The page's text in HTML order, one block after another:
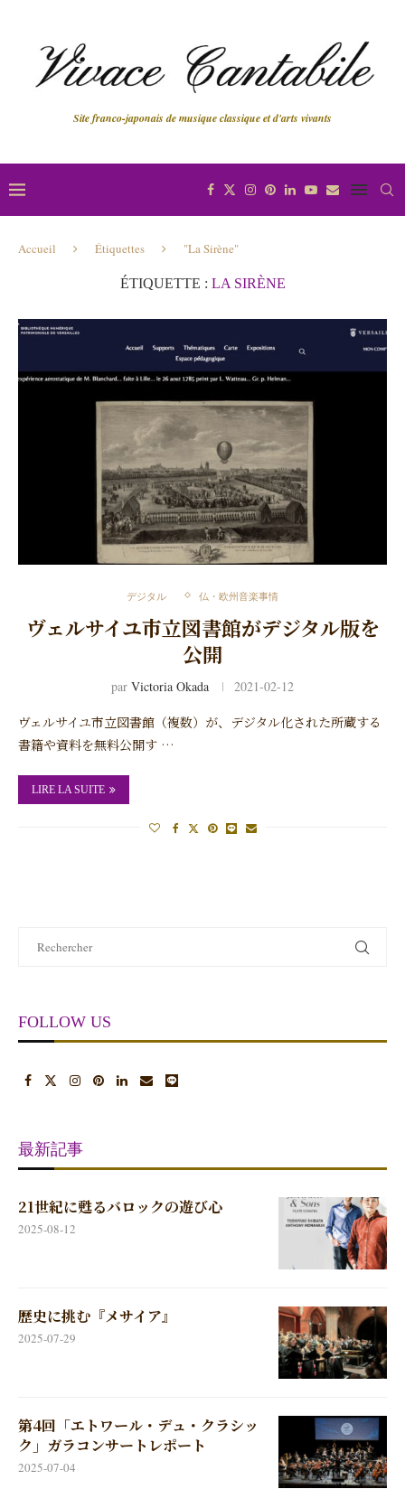
Site franco-japonais de musique classique et d'arts vivants
Accueil Étiquettes "La Sirène"
ÉTIQUETTE : LA SIRÈNE
デジタル 仏・欧州音楽事情
ヴェルサイユ市立図書館がデジタル版を
公開
par Victoria Okada 2021-02-12
ヴェルサイユ市立図書館（複数）が、デジタル化された所蔵する
書籍や資料を無料公開す …
LIRE LA SUITE
FOLLOW US
最新記事
21世紀に甦るバロックの遊び心
2025-08-12
歴史に挑む『メサイア』
2025-07-29
第4回「エトワール・デュ・クラシッ
ク」ガラコンサートレポート
2025-07-04